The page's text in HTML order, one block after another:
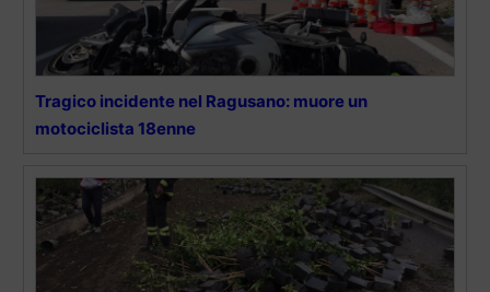
Tragico incidente nel Ragusano: muore un
motociclista 18enne